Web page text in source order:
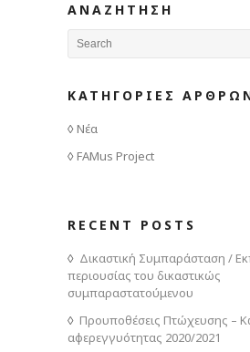
ΑΝΑΖΗΤΗΣΗ
ΚΑΤΗΓΟΡΙΕΣ
Νέα
FAMus Project
RECENT POSTS
Δικαστική Συμπαράσταση /
περιουσίας του δικαστικώς
συμπαραστατούμενου
Προυποθέσεις Πτώχευσης –
αφερεγγυότητας 2020/2021